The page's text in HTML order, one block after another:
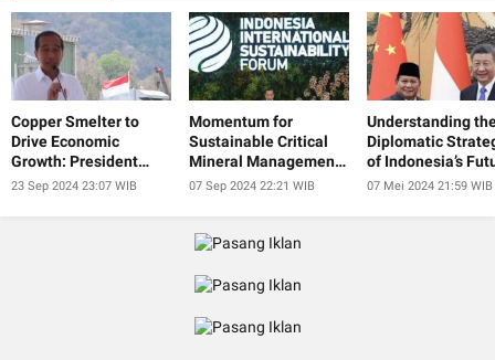
Copper Smelter to
Drive Economic
Growth: President
Jokowi
23 Sep 2024 23:07 WIB
Momentum for
Sustainable Critical
Mineral Management
at IISF 2024
07 Sep 2024 22:21 WIB
Understanding
Diplomatic
of Indonesia’s
President
07 Mei 2024 21:59 WIB